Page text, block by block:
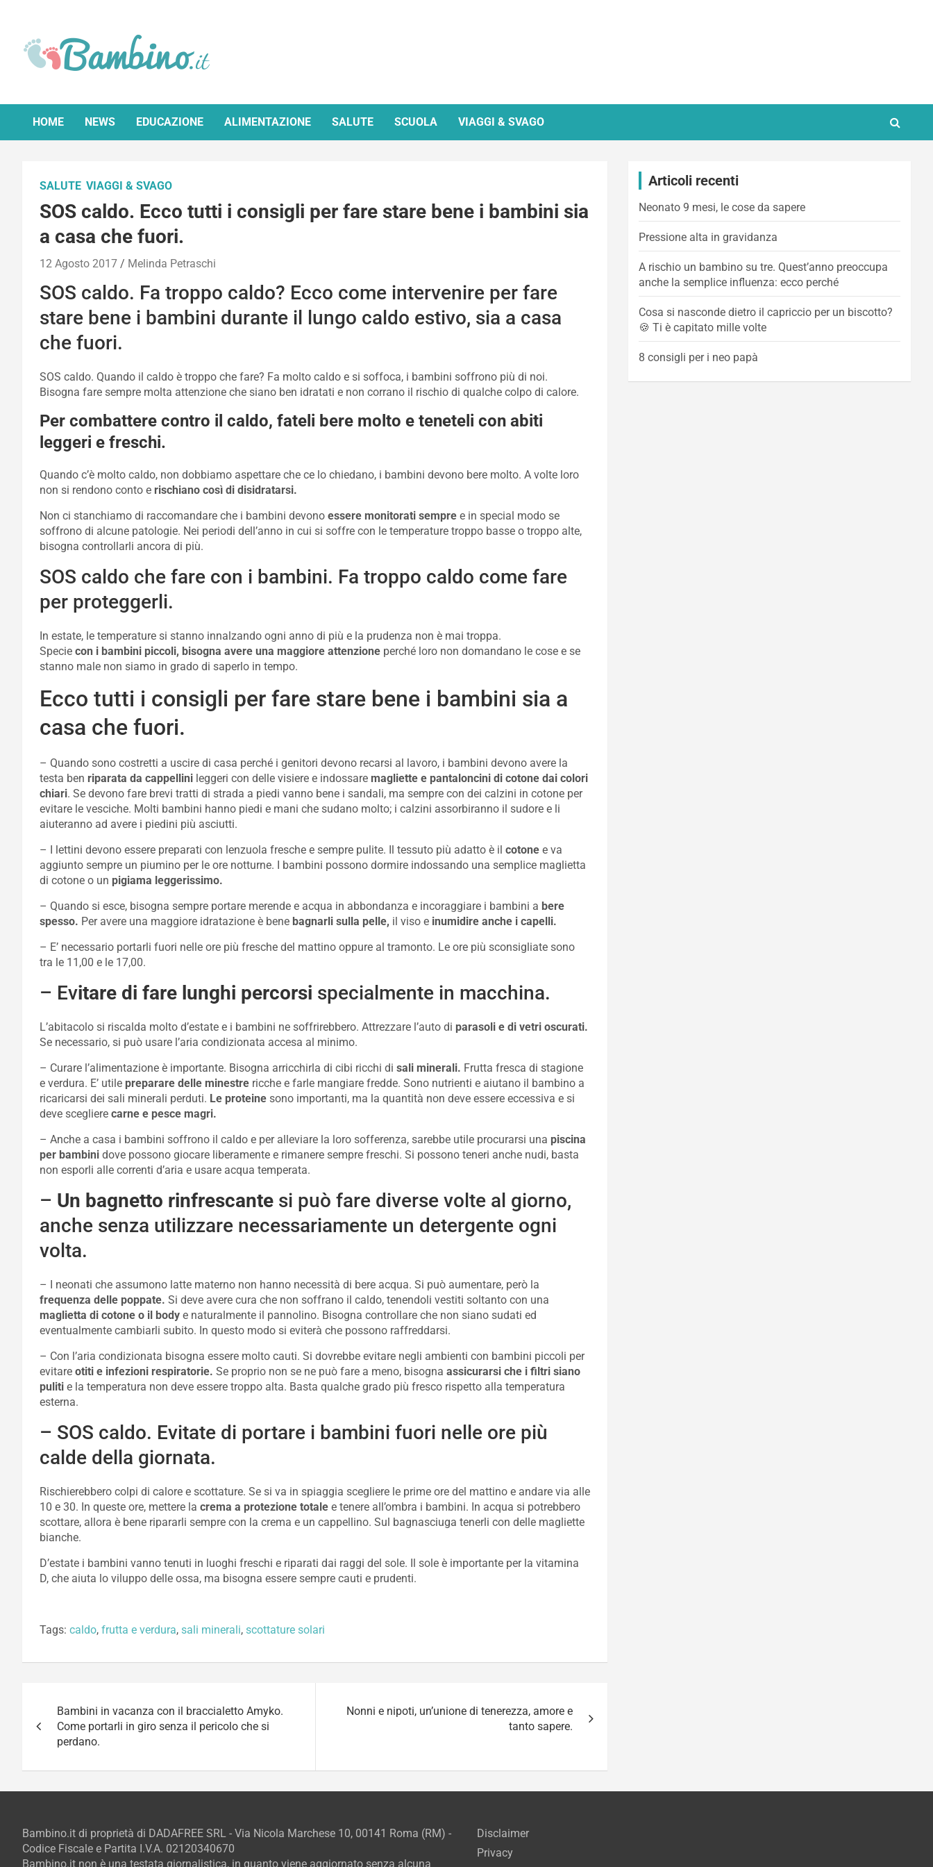
content
Bambino.it
HOME NEWS EDUCAZIONE ALIMENTAZIONE SALUTE SCUOLA VIAGGI & SVAGO
SALUTE VIAGGI & SVAGO
SOS caldo. Ecco tutti i consigli per fare stare bene i bambini sia
a casa che fuori.
12 Agosto 2017 Melinda Petraschi
SOS caldo. Fa troppo caldo? Ecco come intervenire per fare
stare bene i bambini durante il lungo caldo estivo, sia a casa
che fuori.
SOS caldo. Quando il caldo è troppo che fare? Fa molto caldo e si soffoca, i bambini soffrono più di noi.
Bisogna fare sempre molta attenzione che siano ben idratati e non corrano il rischio di qualche colpo di calore.
Per combattere contro il caldo, fateli bere molto e teneteli con abiti
leggeri e freschi.
Quando c’è molto caldo, non dobbiamo aspettare che ce lo chiedano, i bambini devono bere molto. A volte loro
non si rendono conto e rischiano così di disidratarsi.
Non ci stanchiamo di raccomandare che i bambini devono essere monitorati sempre e in special modo se
soffrono di alcune patologie. Nei periodi dell’anno in cui si soffre con le temperature troppo basse o troppo alte,
bisogna controllarli ancora di più.
SOS caldo che fare con i bambini. Fa troppo caldo come fare
per proteggerli.
In estate, le temperature si stanno innalzando ogni anno di più e la prudenza non è mai troppa.
Specie con i bambini piccoli, bisogna avere una maggiore attenzione perché loro non domandano le cose e se
stanno male non siamo in grado di saperlo in tempo.
Ecco tutti i consigli per fare stare bene i bambini sia a
casa che fuori.
– Quando sono costretti a uscire di casa perché i genitori devono recarsi al lavoro, i bambini devono avere la
testa ben riparata da cappellini leggeri con delle visiere e indossare magliette e pantaloncini di cotone dai colori
chiari. Se devono fare brevi tratti di strada a piedi vanno bene i sandali, ma sempre con dei calzini in cotone per
evitare le vesciche. Molti bambini hanno piedi e mani che sudano molto; i calzini assorbiranno il sudore e li
aiuteranno ad avere i piedini più asciutti.
– I lettini devono essere preparati con lenzuola fresche e sempre pulite. Il tessuto più adatto è il cotone e va
aggiunto sempre un piumino per le ore notturne. I bambini possono dormire indossando una semplice maglietta
di cotone o un pigiama leggerissimo.
– Quando si esce, bisogna sempre portare merende e acqua in abbondanza e incoraggiare i bambini a bere
spesso. Per avere una maggiore idratazione è bene bagnarli sulla pelle, il viso e inumidire anche i capelli.
– E’ necessario portarli fuori nelle ore più fresche del mattino oppure al tramonto. Le ore più sconsigliate sono
tra le 11,00 e le 17,00.
– Evitare di fare lunghi percorsi specialmente in macchina.
L’abitacolo si riscalda molto d’estate e i bambini ne soffrirebbero. Attrezzare l’auto di parasoli e di vetri oscurati.
Se necessario, si può usare l’aria condizionata accesa al minimo.
– Curare l’alimentazione è importante. Bisogna arricchirla di cibi ricchi di sali minerali. Frutta fresca di stagione
e verdura. E’ utile preparare delle minestre ricche e farle mangiare fredde. Sono nutrienti e aiutano il bambino a
ricaricarsi dei sali minerali perduti. Le proteine sono importanti, ma la quantità non deve essere eccessiva e si
deve scegliere carne e pesce magri.
– Anche a casa i bambini soffrono il caldo e per alleviare la loro sofferenza, sarebbe utile procurarsi una piscina
per bambini dove possono giocare liberamente e rimanere sempre freschi. Si possono teneri anche nudi, basta
non esporli alle correnti d’aria e usare acqua temperata.
– Un bagnetto rinfrescante si può fare diverse volte al giorno,
anche senza utilizzare necessariamente un detergente ogni
volta.
– I neonati che assumono latte materno non hanno necessità di bere acqua. Si può aumentare, però la
frequenza delle poppate. Si deve avere cura che non soffrano il caldo, tenendoli vestiti soltanto con una
maglietta di cotone o il body e naturalmente il pannolino. Bisogna controllare che non siano sudati ed
eventualmente cambiarli subito. In questo modo si eviterà che possono raffreddarsi.
– Con l’aria condizionata bisogna essere molto cauti. Si dovrebbe evitare negli ambienti con bambini piccoli per
evitare otiti e infezioni respiratorie. Se proprio non se ne può fare a meno, bisogna assicurarsi che i filtri siano
puliti e la temperatura non deve essere troppo alta. Basta qualche grado più fresco rispetto alla temperatura
esterna.
– SOS caldo. Evitate di portare i bambini fuori nelle ore più
calde della giornata.
Rischierebbero colpi di calore e scottature. Se si va in spiaggia scegliere le prime ore del mattino e andare via alle
10 e 30. In queste ore, mettere la crema a protezione totale e tenere all’ombra i bambini. In acqua si potrebbero
scottare, allora è bene ripararli sempre con la crema e un cappellino. Sul bagnasciuga tenerli con delle magliette
bianche.
D’estate i bambini vanno tenuti in luoghi freschi e riparati dai raggi del sole. Il sole è importante per la vitamina
D, che aiuta lo viluppo delle ossa, ma bisogna essere sempre cauti e prudenti.
Tags: caldo, frutta e verdura, sali minerali, scottature solari
articoli
Bambini in vacanza con il braccialetto Amyko.
Come portarli in giro senza il pericolo che si
perdano.
Nonni e nipoti, un’unione di tenerezza, amore e
tanto sapere.
Articoli recenti
Neonato 9 mesi, le cose da sapere
Pressione alta in gravidanza
A rischio un bambino su tre. Quest’anno preoccupa
anche la semplice influenza: ecco perché
Cosa si nasconde dietro il capriccio per un biscotto?
🍪 Ti è capitato mille volte
8 consigli per i neo papà
Bambino.it di proprietà di DADAFREE SRL - Via Nicola Marchese 10, 00141 Roma (RM) -
Codice Fiscale e Partita I.V.A. 02120340670
Bambino.it non è una testata giornalistica, in quanto viene aggiornato senza alcuna
Disclaimer
Privacy